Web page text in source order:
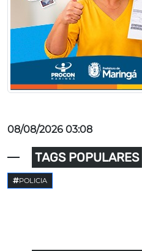
08/08/2026 03:08
TAGS POPULARES
POLICIA